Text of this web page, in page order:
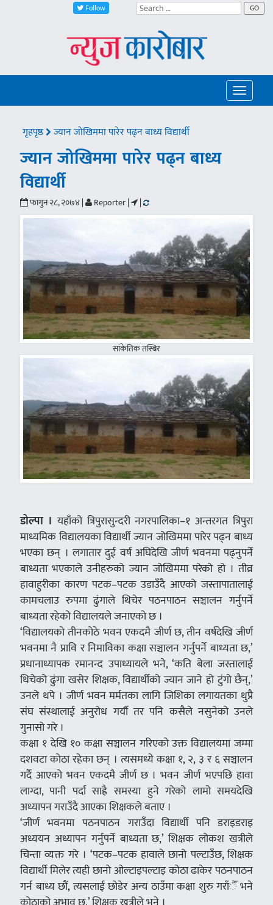
Follow GO
Toggle
गृहपृष्ठ ज्यान जोखिममा पारेर पढ्न बाध्य विद्यार्थी
ज्यान जोखिममा पारेर पढ्न बाध्य
विद्यार्थी
फागुन २८, २०७४ | Reporter | |
सांकेतिक तस्बिर
डोल्पा । यहाँको त्रिपुरासुन्दरी नगरपालिका–१ अन्तरगत त्रिपुरा
माध्यमिक विद्यालयका विद्यार्थी ज्यान जोखिममा पारेर पढ्न बाध्य
भएका छन् । लगातार दुई वर्ष अघिदेखि जीर्ण भवनमा पढ्नुपर्ने
बाध्यता भएकाले उनीहरुको ज्यान जोखिममा परेको हो । तीव्र
हावाहुरीका कारण पटक–पटक उडाउँदै आएको जस्तापातालाई
कामचलाउ रुपमा ढुंगाले थिचेर पठनपाठन सञ्चालन गर्नुपर्ने
बाध्यता रहेको विद्यालयले जनाएको छ ।
‘विद्यालयको तीनकोठे भवन एकदमै जीर्ण छ, तीन वर्षदेखि जीर्ण
भवनमा नै प्रावि र निमाविका कक्षा सञ्चालन गर्नुपर्ने बाध्यता छ,’
प्रधानाध्यापक रमानन्द उपाध्यायले भने, ‘कति बेला जस्तालाई
थिचेको ढुंगा खसेर शिक्षक, विद्यार्थीको ज्यान जाने हो टुंगो छैन्,’
उनले थपे । जीर्ण भवन मर्मतका लागि जिशिका लगायतका थुप्रै
संघ संस्थालाई अनुरोध गर्यौ तर पनि कसैले नसुनेको उनले
गुनासो गरे ।
कक्षा १ देखि १० कक्षा सञ्चालन गरिएको उक्त विद्यालयमा जम्मा
दशवटा कोठा रहेका छन् । त्यसमध्ये कक्षा १, २, ३ र ६ सञ्चालन
गर्दै आएको भवन एकदमै जीर्ण छ । भवन जीर्ण भएपछि हावा
लाग्दा, पानी पर्दा साह्रै समस्या हुने गरेको लामो समयदेखि
अध्यापन गराउँदै आएका शिक्षकले बताए ।
‘जीर्ण भवनमा पठनपाठन गराउँदा विद्यार्थी पनि डराइडराइ
अध्ययन अध्यापन गर्नुपर्ने बाध्यता छ,’ शिक्षक लोकश खत्रीले
चिन्ता व्यक्त गरे । ‘पटक–पटक हावाले छानो पल्टाउँछ, शिक्षक
विद्यार्थी मिलेर त्यही छानो ओल्टाइपल्टाइ कोठा ढाकेर पठनपाठन
गर्न बाध्य छौं, त्यसलाई छोडेर अन्य ठाउँमा कक्षा शुरु गराँैँ भने